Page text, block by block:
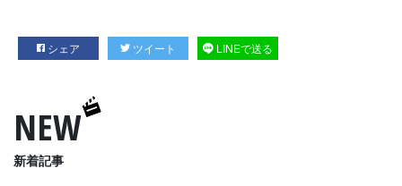
シェア ツイート LINEで送る
NEW
新着記事